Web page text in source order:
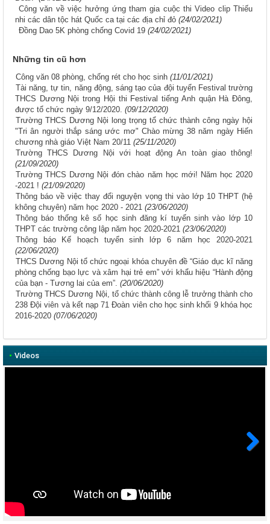
Công văn về việc hưởng ứng tham gia cuộc thi Video clip Thiếu
nhi các dân tộc hát Quốc ca tại các địa chỉ đỏ (24/02/2021)
Đồng Dao 5K phòng chống Covid 19 (24/02/2021)
Những tin cũ hơn
Công văn 08 phòng, chống rét cho học sinh (11/01/2021)
Tài năng, tự tin, năng động, sáng tạo của đội tuyển Festival trường
THCS Dương Nội trong Hội thi Festival tiếng Anh quận Hà Đông,
được tổ chức ngày 9/12/2020. (09/12/2020)
Trường THCS Dương Nội long trọng tổ chức thành công ngày hội
"Tri ân người thắp sáng ước mơ" Chào mừng 38 năm ngày Hiến
chương nhà giáo Việt Nam 20/11 (25/11/2020)
Trường THCS Dương Nội với hoạt động An toàn giao thông!
(21/09/2020)
Trường THCS Dương Nội đón chào năm học mới! Năm học 2020
-2021 ! (21/09/2020)
Thông báo về việc thay đổi nguyện vọng thi vào lớp 10 THPT (hệ
không chuyên) năm học 2020 - 2021 (23/06/2020)
Thông báo thống kê số học sinh đăng kí tuyển sinh vào lớp 10
THPT các trường công lập năm học 2020-2021 (23/06/2020)
Thông báo Kế hoạch tuyển sinh lớp 6 năm học 2020-2021
(22/06/2020)
THCS Dương Nội tổ chức ngoại khóa chuyên đề “Giáo dục kĩ năng
phòng chống bạo lực và xâm hại trẻ em” với khẩu hiệu “Hành động
của bạn - Tương lai của em”. (20/06/2020)
Trường THCS Dương Nội, tổ chức thành công lễ trưởng thành cho
238 Đội viên và kết nạp 71 Đoàn viên cho học sinh khối 9 khóa học
2016-2020 (07/06/2020)
• Videos